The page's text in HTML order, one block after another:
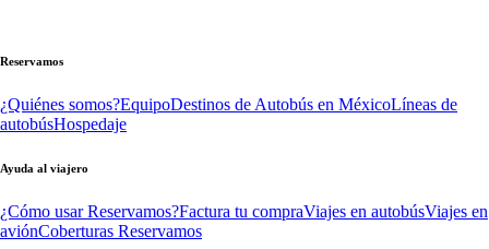
Reservamos
¿Quiénes somos?EquipoDestinos de Autobús en MéxicoLíneas de
autobúsHospedaje
Ayuda al viajero
¿Cómo usar Reservamos?Factura tu compraViajes en autobúsViajes en
aviónCoberturas Reservamos